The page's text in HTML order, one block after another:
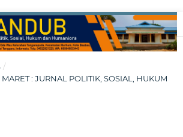
/
: JURNAL POLITIK, SOSIAL, HUKUM